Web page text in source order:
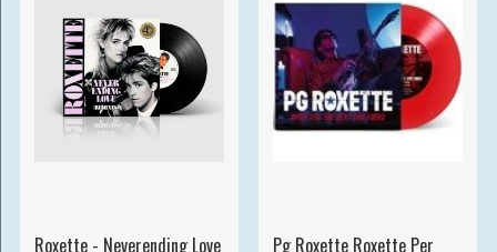
Roxette - Neverending Love
Pg Roxette Roxette Per